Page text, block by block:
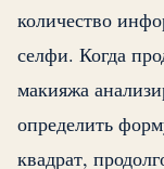
количество
селфи. Когда
макияжа
определить
квадрат,